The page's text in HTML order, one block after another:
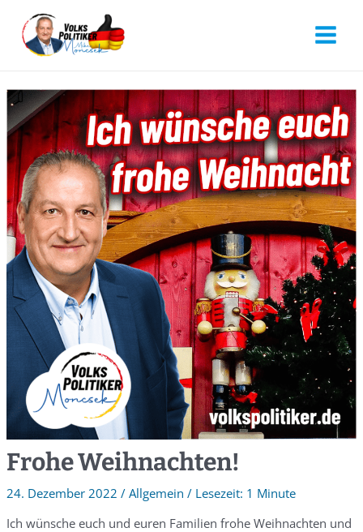
Frohe Weihnachten!
24. Dezember 2022 / Allgemein /
1 Minute
Ich wünsche euch und euren Familien frohe Weihnachten und